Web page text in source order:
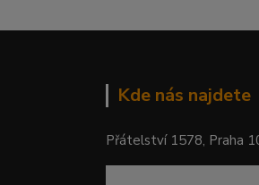
Kde nás najdete
Přátelství 1578, Praha